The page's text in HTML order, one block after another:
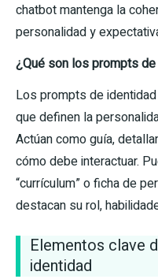
chatbot mantenga la
personalidad y
¿Qué son los prompts
Los prompts de
que definen la
Actúan como guía,
cómo debe interactuar.
“currículum” o ficha de
destacan su rol,
Elementos clave
identidad